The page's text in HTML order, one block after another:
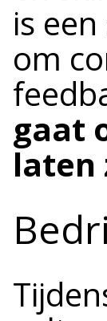
is
om
gaat
laten